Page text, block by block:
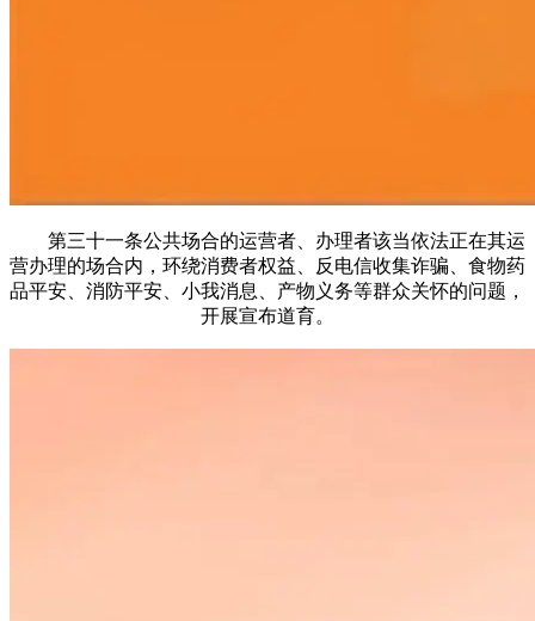
第三十一条公共场合的运营者、办理者该当依法正在其运
营办理的场合内，环绕消费者权益、反电信收集诈骗、食物药
品平安、消防平安、小我消息、产物义务等群众关怀的问题，
开展宣布道育。